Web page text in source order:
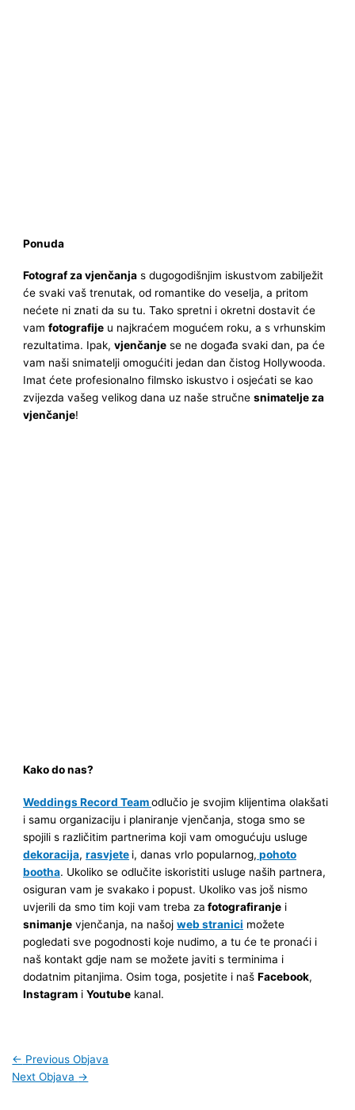
Ponuda
Fotograf za vjenčanja s dugogodišnjim iskustvom zabilježit
će svaki vaš trenutak, od romantike do veselja, a pritom
nećete ni znati da su tu. Tako spretni i okretni dostavit će
vamfotografije u najkraćem mogućem roku, a s vrhunskim
rezultatima. Ipak,vjenčanje se ne događa svaki dan, pa će
vam naši snimatelji omogućiti jedan dan čistog Hollywooda.
Imat ćete profesionalno filmsko iskustvo i osjećati se kao
zvijezda vašeg velikog dana uz naše stručnesnimatelje za
vjenčanje!
Kako do nas?
Weddings Record Teamodlučio je svojim klijentima olakšati
i samu organizaciju i planiranje vjenčanja, stoga smo se
spojili s različitim partnerima koji vam omogućuju usluge
dekoracija,rasvjete i, danas vrlo popularnog, pohoto
bootha. Ukoliko se odlučite iskoristiti usluge naših partnera,
osiguran vam je svakako i popust. Ukoliko vas još nismo
uvjerili da smo tim koji vam treba za fotografiranje i
snimanje vjenčanja, na našojweb stranici možete
pogledati sve pogodnosti koje nudimo, a tu će te pronaći i
naš kontakt gdje nam se možete javiti s terminima i
dodatnim pitanjima. Osim toga, posjetite i našFacebook,
Instagram iYoutube kanal.
← Previous Objava
Next Objava →